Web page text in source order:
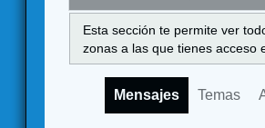
Esta sección te permite ver
zonas a las que tienes acceso
Mensajes Temas